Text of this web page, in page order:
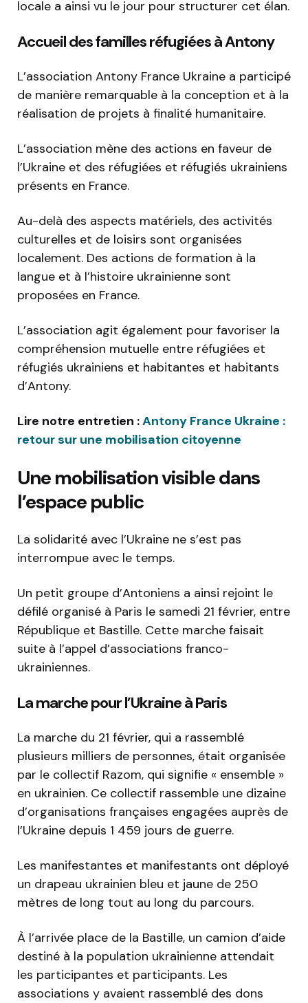
locale a ainsi vu le jour pour structurer cet élan.
Accueil des familles réfugiées à Antony
L’association Antony France Ukraine a participé
de manière remarquable à la conception et à la
réalisation de projets à finalité humanitaire.
L’association mène des actions en faveur de
l’Ukraine et des réfugiées et réfugiés ukrainiens
présents en France.
Au-delà des aspects matériels, des activités
culturelles et de loisirs sont organisées
localement. Des actions de formation à la
langue et à l’histoire ukrainienne sont
proposées en France.
L’association agit également pour favoriser la
compréhension mutuelle entre réfugiées et
réfugiés ukrainiens et habitantes et habitants
d’Antony.
Lire notre entretien :Antony France Ukraine :
retour sur une mobilisation citoyenne
Une mobilisation visible dans
l’espace public
La solidarité avec l’Ukraine ne s’est pas
interrompue avec le temps.
Un petit groupe d’Antoniens a ainsi rejoint le
défilé organisé à Paris le samedi 21 février, entre
République et Bastille. Cette marche faisait
suite à l’appel d’associations franco-
ukrainiennes.
La marche pour l’Ukraine à Paris
La marche du 21 février, qui a rassemblé
plusieurs milliers de personnes, était organisée
par le collectif Razom, qui signifie « ensemble »
en ukrainien. Ce collectif rassemble une dizaine
d’organisations françaises engagées auprès de
l’Ukraine depuis 1 459 jours de guerre.
Les manifestantes et manifestants ont déployé
un drapeau ukrainien bleu et jaune de 250
mètres de long tout au long du parcours.
À l’arrivée place de la Bastille, un camion d’aide
destiné à la population ukrainienne attendait
les participantes et participants. Les
associations y avaient rassemblé des dons